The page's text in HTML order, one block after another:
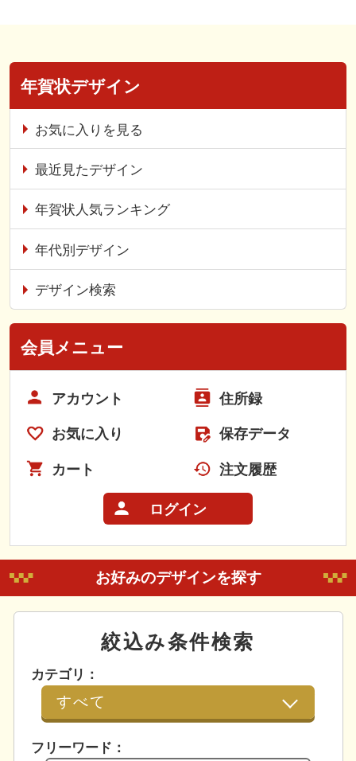
年賀状デザイン
お気に入りを見る
最近見たデザイン
年賀状人気ランキング
年代別デザイン
デザイン検索
会員メニュー
アカウント 住所録
お気に入り 保存データ
カート 注文履歴
ログイン
お好みのデザインを探す
絞込み条件検索
カテゴリ：
フリーワード：